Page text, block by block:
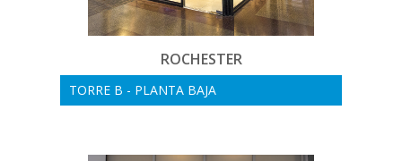
ROCHESTER
TORRE B - PLANTA BAJA